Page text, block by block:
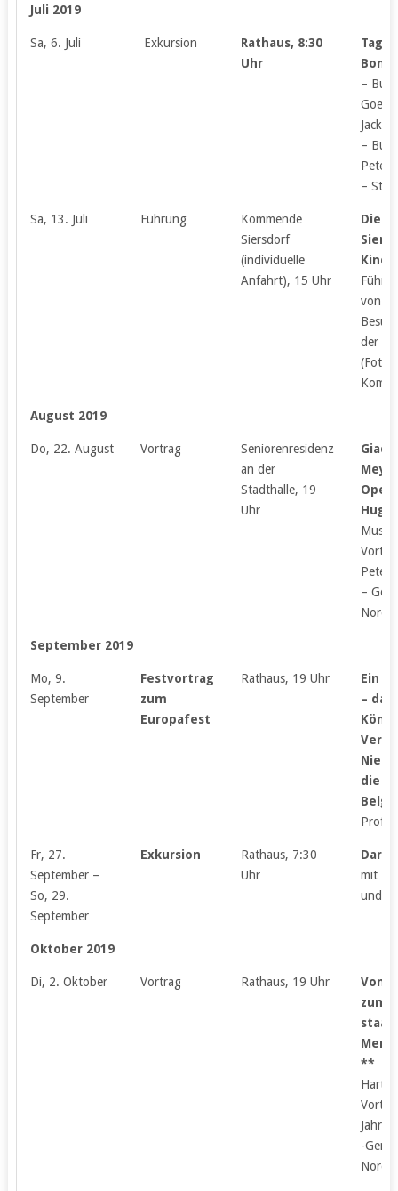
Juli 2019
Sa, 6. Juli Exkursion
Rathaus, 8:30
Uhr
Bonn
–
–
Peter
– St.
Sa, 13. Juli Führung
Kommende
Siersdorf
(individuelle
Anfahrt), 15 Uhr
Die
von
der
August 2019
Do, 22. August Vortrag
Seniorenresidenz
an der
Stadthalle, 19
Uhr
Oper
Peters
–
September 2019
Mo, 9.
September
Festvortrag
zum
Europafest
Rathaus, 19 Uhr
Ein
– das
die
Prof.
Fr, 27.
September –
So, 29.
September
Exkursion
Rathaus, 7:30
Uhr
mit
und
Oktober 2019
Di, 2. Oktober Vortrag Rathaus, 19 Uhr
Vom
zum
**
Jahre
-